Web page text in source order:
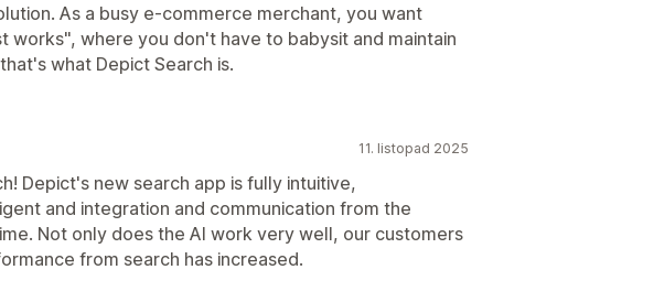
As a busy e-commerce merchant, you want
works", where you don't have to babysit and maintain
what Depict Search is.
11. listopad 2025
Depict's new search app is fully intuitive,
and integration and communication from the
Not only does the AI work very well, our customers
from search has increased.